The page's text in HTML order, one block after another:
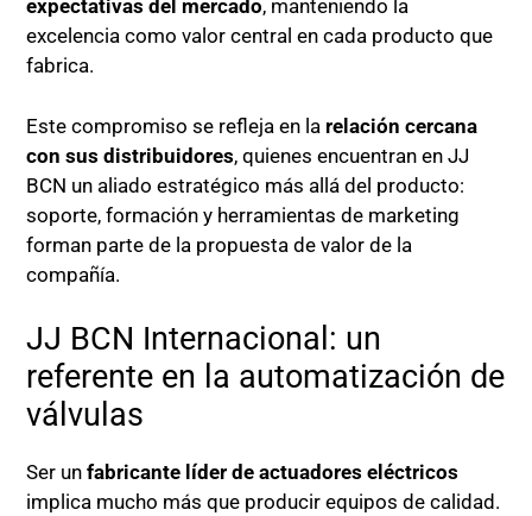
expectativas del mercado, manteniendo la
excelencia como valor central en cada producto que
fabrica.
Este compromiso se refleja en la relación cercana
con sus distribuidores, quienes encuentran en JJ
BCN un aliado estratégico más allá del producto:
soporte, formación y herramientas de marketing
forman parte de la propuesta de valor de la
compañía.
JJ BCN Internacional: un
referente en la automatización de
válvulas
Ser unfabricante líder de actuadores eléctricos
implica mucho más que producir equipos de calidad.